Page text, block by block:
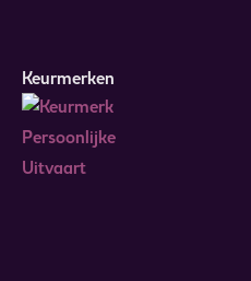
Keurmerken